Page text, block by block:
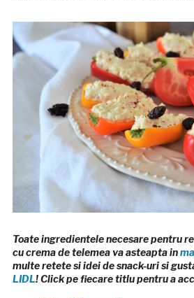
Toate ingredientele necesare pentru
cu crema de telemea va asteapta in
multe retete si idei de snack-uri si
LIDL! Click pe fiecare titlu pentru a